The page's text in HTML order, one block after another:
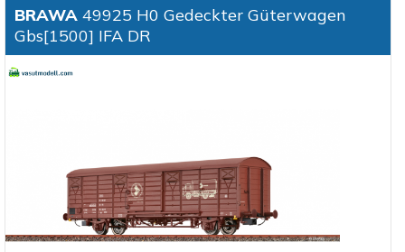
BRAWA49925 H0 Gedeckter Güterwagen
Gbs[1500] IFA DR